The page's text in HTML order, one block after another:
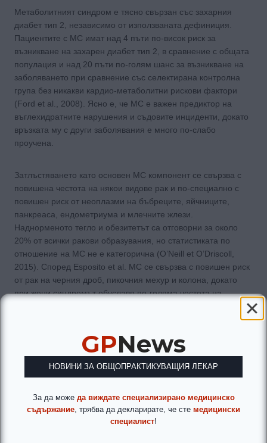
Метаболитният синдром е тясно свързан със захарния
диабет тип 2, независимо от използваната дефиниция.
Пациентите с МС имат над 4 пъти по-висок риск за
възникване на захарен диабет тип 2, в сравнение с общата
популация и над 20 пъти по-голям шанс за възникване на
заболяването при сравнение със селектирана контролна
група без никакви кардио-метаболитни рискови фактори
(Ford et al., 2008). Ясно е, че МС е важен предиктор на
въглехидратните нарушения и съдовите инциденти, докато
връзката му с други заболявания е много по-слабо
проучена.
Затлъстяването като основен МС компонент се свързва с
повишена честота на някои видове рак и по-специално с
повишен риск от неоплазми на бъбреците, яйчниците,
панкреаса, ендометриума и млечните жлези.
Наднорменото тегло и обезитетът са отговорни за около
20% от всички ракови образувания, но статистиката по
отношение на МС не е категорична (O’Neill et O’Driscoll,
2015). Според Esposito et al. МС се свързва с повишен риск
от рак на черния дроб, пикочния мехур и колона, докато
при жени синдромът обуславя по-голяма честота на
Сред европейците е най-значима асоциацията между МС и
наблюдения показват необходимостта от по-широки
изследвания, фокусирани върху ролята на метаболитния
синдром при канцерогенезата.
В заключение, МС е клъстер от рискови фактори, който
увеличава значимо риска от поява на захарен диабет тип 2,
GPNews
НОВИНИ ЗА ОБЩОПРАКТИКУВАЩИЯ ЛЕКАР
За да може да виждате специализирано медицинско
съдържание, трябва да декларирате, че сте медицински
специалист!